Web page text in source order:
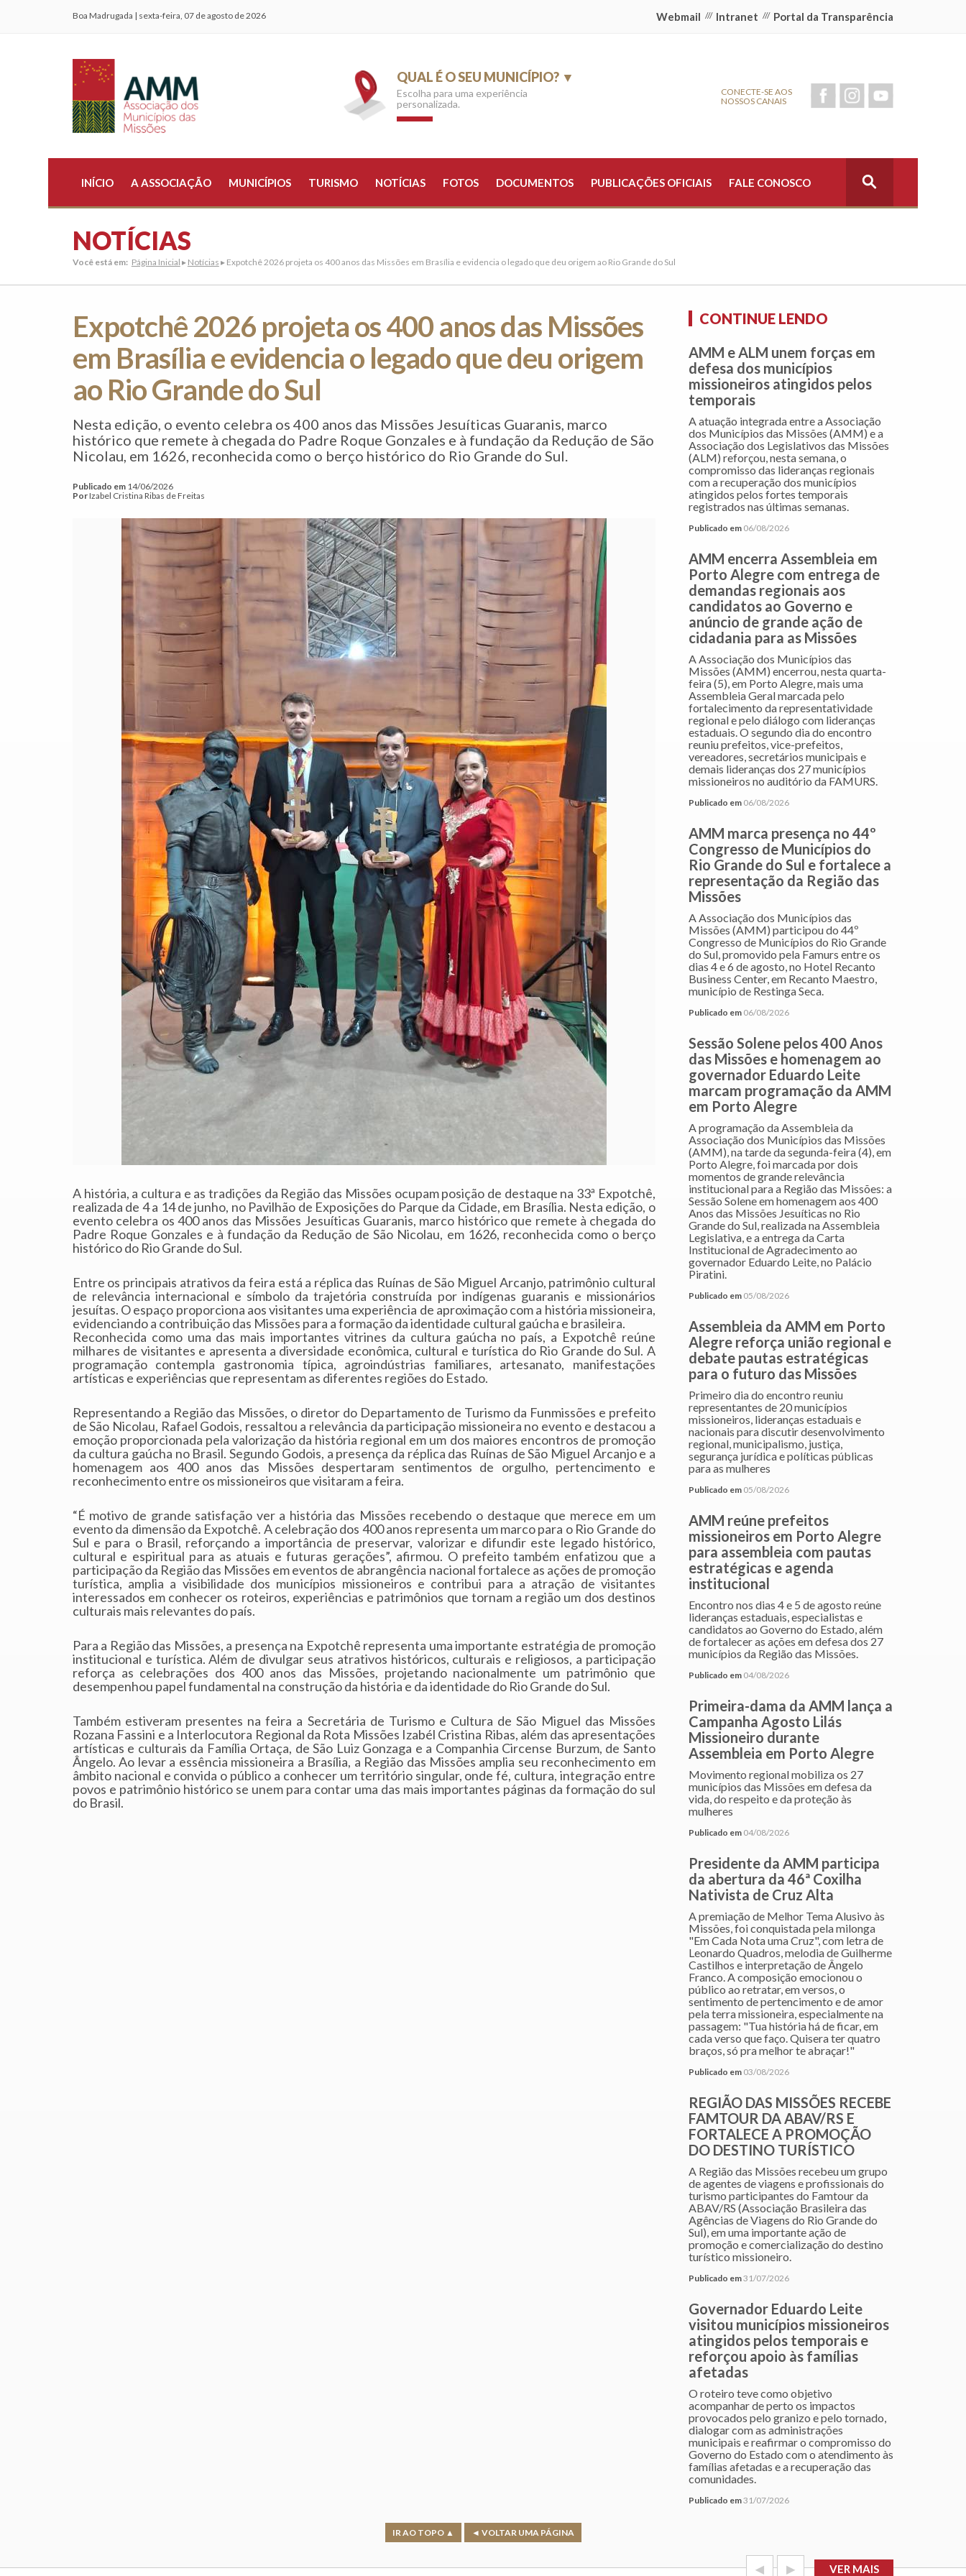
Boa Madrugada | sexta-feira, 07 de agosto de 2026 Webmail /// Intranet /// Portal da Transparência
QUAL É O SEU MUNICÍPIO? ▼
Escolha para uma experiência
personalizada.
CONECTE-SE AOS
NOSSOS CANAIS
INÍCIO A ASSOCIAÇÃO MUNICÍPIOS TURISMO NOTÍCIAS FOTOS DOCUMENTOS PUBLICAÇÕES OFICIAIS FALE CONOSCO
NOTÍCIAS
Você está em: Página Inicial ▸ Notícias ▸ Expotchê 2026 projeta os 400 anos das Missões em Brasília e evidencia o legado que deu origem ao Rio Grande do Sul
Expotchê 2026 projeta os 400 anos das Missões
em Brasília e evidencia o legado que deu origem
ao Rio Grande do Sul
Nesta edição, o evento celebra os 400 anos das Missões Jesuíticas Guaranis, marco
histórico que remete à chegada do Padre Roque Gonzales e à fundação da Redução de São
Nicolau, em 1626, reconhecida como o berço histórico do Rio Grande do Sul.
Publicado em14/06/2026
PorIzabel Cristina Ribas de Freitas
A história, a cultura e as tradições da Região das Missões ocupam posição de destaque na 33ª Expotchê,
realizada de 4 a 14 de junho, no Pavilhão de Exposições do Parque da Cidade, em Brasília. Nesta edição, o
evento celebra os 400 anos das Missões Jesuíticas Guaranis, marco histórico que remete à chegada do
Padre Roque Gonzales e à fundação da Redução de São Nicolau, em 1626, reconhecida como o berço
histórico do Rio Grande do Sul.
Entre os principais atrativos da feira está a réplica das Ruínas de São Miguel Arcanjo, patrimônio cultural
de relevância internacional e símbolo da trajetória construída por indígenas guaranis e missionários
jesuítas. O espaço proporciona aos visitantes uma experiência de aproximação com a história missioneira,
evidenciando a contribuição das Missões para a formação da identidade cultural gaúcha e brasileira.
Reconhecida como uma das mais importantes vitrines da cultura gaúcha no país, a Expotchê reúne
milhares de visitantes e apresenta a diversidade econômica, cultural e turística do Rio Grande do Sul. A
programação contempla gastronomia típica, agroindústrias familiares, artesanato, manifestações
artísticas e experiências que representam as diferentes regiões do Estado.
Representando a Região das Missões, o diretor do Departamento de Turismo da Funmissões e prefeito
de São Nicolau, Rafael Godois, ressaltou a relevância da participação missioneira no evento e destacou a
emoção proporcionada pela valorização da história regional em um dos maiores encontros de promoção
da cultura gaúcha no Brasil. Segundo Godois, a presença da réplica das Ruínas de São Miguel Arcanjo e a
homenagem aos 400 anos das Missões despertaram sentimentos de orgulho, pertencimento e
reconhecimento entre os missioneiros que visitaram a feira.
“É motivo de grande satisfação ver a história das Missões recebendo o destaque que merece em um
evento da dimensão da Expotchê. A celebração dos 400 anos representa um marco para o Rio Grande do
Sul e para o Brasil, reforçando a importância de preservar, valorizar e difundir este legado histórico,
cultural e espiritual para as atuais e futuras gerações”, afirmou. O prefeito também enfatizou que a
participação da Região das Missões em eventos de abrangência nacional fortalece as ações de promoção
turística, amplia a visibilidade dos municípios missioneiros e contribui para a atração de visitantes
interessados em conhecer os roteiros, experiências e patrimônios que tornam a região um dos destinos
culturais mais relevantes do país.
Para a Região das Missões, a presença na Expotchê representa uma importante estratégia de promoção
institucional e turística. Além de divulgar seus atrativos históricos, culturais e religiosos, a participação
reforça as celebrações dos 400 anos das Missões, projetando nacionalmente um patrimônio que
desempenhou papel fundamental na construção da história e da identidade do Rio Grande do Sul.
Também estiveram presentes na feira a Secretária de Turismo e Cultura de São Miguel das Missões
Rozana Fassini e a Interlocutora Regional da Rota Missões Izabél Cristina Ribas, além das apresentações
artísticas e culturais da Família Ortaça, de São Luiz Gonzaga e a Companhia Circense Burzum, de Santo
Ângelo. Ao levar a essência missioneira a Brasília, a Região das Missões amplia seu reconhecimento em
âmbito nacional e convida o público a conhecer um território singular, onde fé, cultura, integração entre
povos e patrimônio histórico se unem para contar uma das mais importantes páginas da formação do sul
do Brasil.
CONTINUE LENDO
AMM e ALM unem forças em
defesa dos municípios
missioneiros atingidos pelos
temporais
A atuação integrada entre a Associação
dos Municípios das Missões (AMM) e a
Associação dos Legislativos das Missões
(ALM) reforçou, nesta semana, o
compromisso das lideranças regionais
com a recuperação dos municípios
atingidos pelos fortes temporais
registrados nas últimas semanas.
Publicado em 06/08/2026
AMM encerra Assembleia em
Porto Alegre com entrega de
demandas regionais aos
candidatos ao Governo e
anúncio de grande ação de
cidadania para as Missões
A Associação dos Municípios das
Missões (AMM) encerrou, nesta quarta-
feira (5), em Porto Alegre, mais uma
Assembleia Geral marcada pelo
fortalecimento da representatividade
regional e pelo diálogo com lideranças
estaduais. O segundo dia do encontro
reuniu prefeitos, vice-prefeitos,
vereadores, secretários municipais e
demais lideranças dos 27 municípios
missioneiros no auditório da FAMURS.
Publicado em 06/08/2026
AMM marca presença no 44º
Congresso de Municípios do
Rio Grande do Sul e fortalece a
representação da Região das
Missões
A Associação dos Municípios das
Missões (AMM) participou do 44º
Congresso de Municípios do Rio Grande
do Sul, promovido pela Famurs entre os
dias 4 e 6 de agosto, no Hotel Recanto
Business Center, em Recanto Maestro,
município de Restinga Seca.
Publicado em 06/08/2026
Sessão Solene pelos 400 Anos
das Missões e homenagem ao
governador Eduardo Leite
marcam programação da AMM
em Porto Alegre
A programação da Assembleia da
Associação dos Municípios das Missões
(AMM), na tarde da segunda-feira (4), em
Porto Alegre, foi marcada por dois
momentos de grande relevância
institucional para a Região das Missões: a
Sessão Solene em homenagem aos 400
Anos das Missões Jesuíticas no Rio
Grande do Sul, realizada na Assembleia
Legislativa, e a entrega da Carta
Institucional de Agradecimento ao
governador Eduardo Leite, no Palácio
Piratini.
Publicado em 05/08/2026
Assembleia da AMM em Porto
Alegre reforça união regional e
debate pautas estratégicas
para o futuro das Missões
Primeiro dia do encontro reuniu
representantes de 20 municípios
missioneiros, lideranças estaduais e
nacionais para discutir desenvolvimento
regional, municipalismo, justiça,
segurança jurídica e políticas públicas
para as mulheres
Publicado em 05/08/2026
AMM reúne prefeitos
missioneiros em Porto Alegre
para assembleia com pautas
estratégicas e agenda
institucional
Encontro nos dias 4 e 5 de agosto reúne
lideranças estaduais, especialistas e
candidatos ao Governo do Estado, além
de fortalecer as ações em defesa dos 27
municípios da Região das Missões.
Publicado em 04/08/2026
Primeira-dama da AMM lança a
Campanha Agosto Lilás
Missioneiro durante
Assembleia em Porto Alegre
Movimento regional mobiliza os 27
municípios das Missões em defesa da
vida, do respeito e da proteção às
mulheres
Publicado em 04/08/2026
Presidente da AMM participa
da abertura da 46ª Coxilha
Nativista de Cruz Alta
A premiação de Melhor Tema Alusivo às
Missões, foi conquistada pela milonga
"Em Cada Nota uma Cruz", com letra de
Leonardo Quadros, melodia de Guilherme
Castilhos e interpretação de Ângelo
Franco. A composição emocionou o
público ao retratar, em versos, o
sentimento de pertencimento e de amor
pela terra missioneira, especialmente na
passagem: "Tua história há de ficar, em
cada verso que faço. Quisera ter quatro
braços, só pra melhor te abraçar!"
Publicado em 03/08/2026
REGIÃO DAS MISSÕES RECEBE
FAMTOUR DA ABAV/RS E
FORTALECE A PROMOÇÃO
DO DESTINO TURÍSTICO
A Região das Missões recebeu um grupo
de agentes de viagens e profissionais do
turismo participantes do Famtour da
ABAV/RS (Associação Brasileira das
Agências de Viagens do Rio Grande do
Sul), em uma importante ação de
promoção e comercialização do destino
turístico missioneiro.
Publicado em31/07/2026
Governador Eduardo Leite
visitou municípios missioneiros
atingidos pelos temporais e
reforçou apoio às famílias
afetadas
O roteiro teve como objetivo
acompanhar de perto os impactos
provocados pelo granizo e pelo tornado,
dialogar com as administrações
municipais e reafirmar o compromisso do
Governo do Estado com o atendimento às
famílias afetadas e a recuperação das
comunidades.
Publicado em31/07/2026
IR AO TOPO ▲ ◄ VOLTAR UMA PÁGINA
◀ ▶ VER MAIS